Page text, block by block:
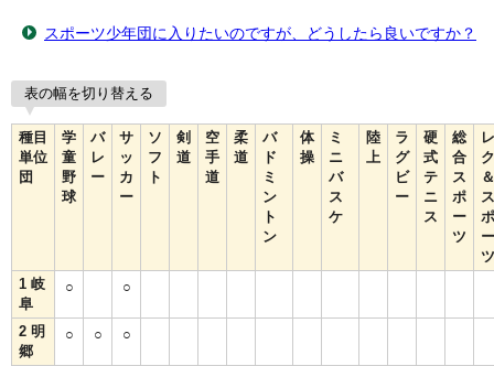
スポーツ少年団に入りたいのですが、どうしたら良いですか？
表の幅を切り替える
種目
単位
団
学
童
野
球
バ
レ
ー
サ
ッ
カ
ー
ソ
フ
ト
剣
道
空
手
道
柔
道
バ
ド
ミ
ン
ト
ン
体
操
ミ
ニ
バ
ス
ケ
陸
上
ラ
グ
ビ
ー
硬
式
テ
ニ
ス
総
合
ス
ポ
ー
ツ
レ
ク
＆
ス
ポ
ー
ツ
1 岐
阜
○ ○
2 明
郷
○ ○ ○